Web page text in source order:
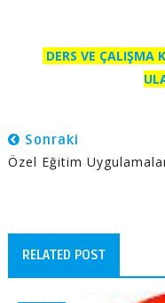
DERS VE ÇALIŞMA
Sonraki
Özel Eğitim
RELATED POST